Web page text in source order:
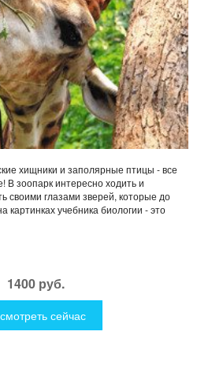
хищники и заполярные птицы - все
В зоопарк интересно ходить и
своими глазами зверей, которые до
картинках учебника биологии - это
1400 руб.
сейчас